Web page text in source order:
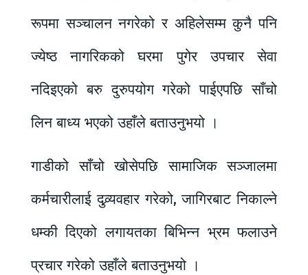
रूपमा सञ्चालन नगरेको र अहिलेसम्म कुनै पनि
ज्येष्ठ नागरिकको घरमा पुगेर उपचार सेवा
नदिइएको बरु दुरुपयोग गरेको पाईएपछि साँचो
लिन बाध्य भएको उहाँले बताउनुभयो ।
गाडीको साँचो खोसेपछि सामाजिक सञ्जालमा
कर्मचारीलाई दुव्र्यवहार गरेको, जागिरबाट निकाल्ने
धम्की दिएको लगायतका बिभिन्न भ्रम फलाउने
प्रचार गरेको उहाँले बताउनुभयो ।